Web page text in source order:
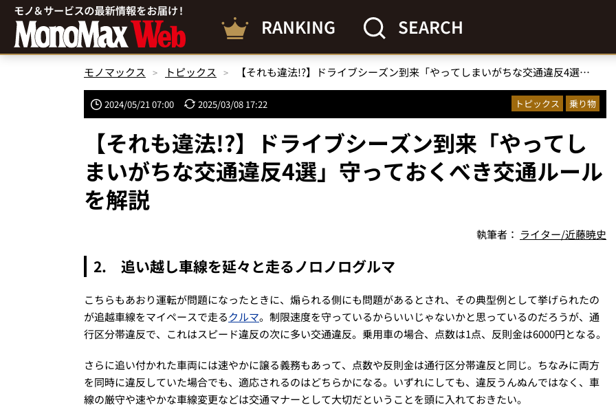
RANKING SEARCH
モノマックス トピックス 【それも違法!?】ドライブシーズン到来「やってしまいがちな交通違反4選」守っておくべき交通ルールを解説
2024/05/21 07:00 2025/03/08 17:22 トピックス 乗り物
【それも違法!?】ドライブシーズン到来「やってし
まいがちな交通違反4選」守っておくべき交通ルール
を解説
執筆者： ライター/近藤暁史
2. 追い越し車線を延々と走るノロノログルマ
こちらもあおり運転が問題になったときに、煽られる側にも問題があるとされ、その典型例として挙げられたの
が追越車線をマイペースで走るクルマ。制限速度を守っているからいいじゃないかと思っているのだろうが、通
行区分帯違反で、これはスピード違反の次に多い交通違反。乗用車の場合、点数は1点、反則金は6000円となる。
さらに追い付かれた車両には速やかに譲る義務もあって、点数や反則金は通行区分帯違反と同じ。ちなみに両方
を同時に違反していた場合でも、適応されるのはどちらかになる。いずれにしても、違反うんぬんではなく、車
線の厳守や速やかな車線変更などは交通マナーとして大切だということを頭に入れておきたい。